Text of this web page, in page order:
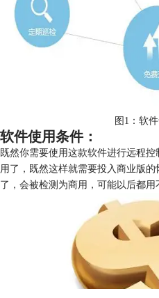
图1：软
软件使用条件：
既然你需要使用这款软件进行远程
用了，既然这样就需要投入商业版
了，会被检测为商用，可能以后都用